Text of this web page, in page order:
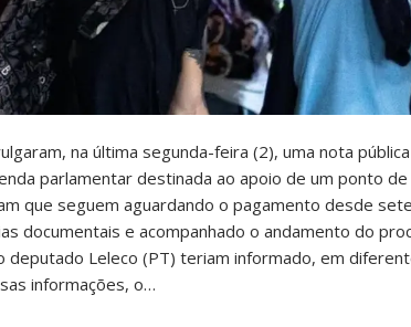
na última segunda-feira (2), uma nota
parlamentar destinada ao apoio de um ponto de
que seguem aguardando o pagamento desde
documentais e acompanhado o andamento do
Leleco (PT) teriam informado, em
informações, o…